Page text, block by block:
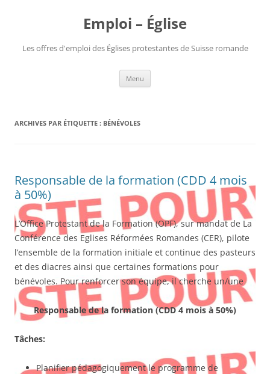
Emploi – Église
Les offres d'emploi des Églises protestantes de Suisse romande
Menu
ARCHIVES PAR ÉTIQUETTE : BÉNÉVOLES
Responsable de la formation (CDD 4 mois
à 50%)
L’Office Protestant de la Formation (OPF), sur mandat de La
Conférence des Eglises Réformées Romandes (CER), pilote
l’ensemble de la formation initiale et continue des pasteurs
et des diacres ainsi que certaines formations pour
bénévoles. Pour renforcer son équipe, il cherche un/une
Responsable de la formation (CDD 4 mois à 50%)
Tâches:
Planifier pédagogiquement le programme de